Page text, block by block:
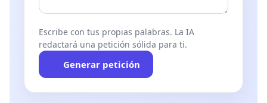
Escribe con tus propias palabras. La IA
redactará una petición sólida para ti.
Generar petición